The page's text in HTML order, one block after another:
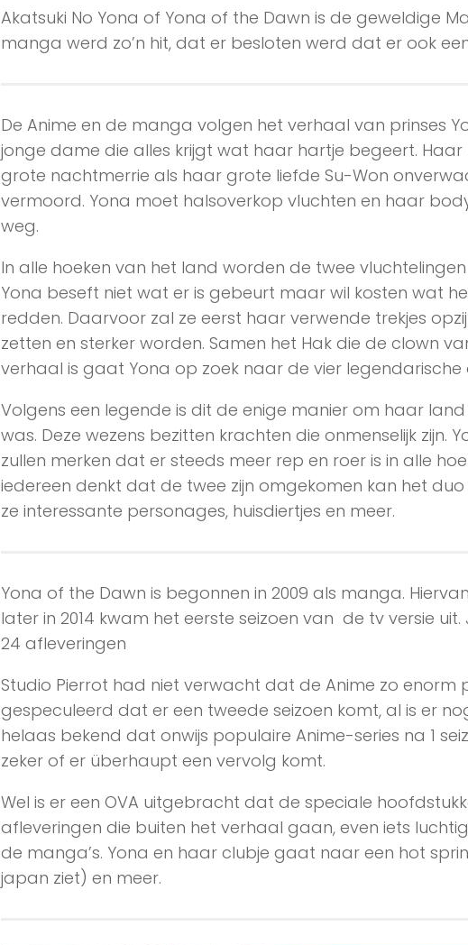
Akatsuki No Yona of Yona of the Dawn is de geweldige
manga werd zo’n hit, dat er besloten werd dat er ook
De Anime en de manga volgen het verhaal van prinses
jonge dame die alles krijgt wat haar hartje begeert. Haar
grote nachtmerrie als haar grote liefde Su-Won
vermoord. Yona moet halsoverkop vluchten en haar
weg.
In alle hoeken van het land worden de twee
Yona beseft niet wat er is gebeurt maar wil kosten wat
redden. Daarvoor zal ze eerst haar verwende trekjes
zetten en sterker worden. Samen het Hak die de clown
verhaal is gaat Yona op zoek naar de vier legendarische
Volgens een legende is dit de enige manier om haar
was. Deze wezens bezitten krachten die onmenselijk zijn.
zullen merken dat er steeds meer rep en roer is in alle
iedereen denkt dat de twee zijn omgekomen kan het
ze interessante personages, huisdiertjes en meer.
Yona of the Dawn is begonnen in 2009 als manga.
later in 2014 kwam het eerste seizoen van de tv versie
24 afleveringen
Studio Pierrot had niet verwacht dat de Anime zo enorm
gespeculeerd dat er een tweede seizoen komt, al is er
helaas bekend dat onwijs populaire Anime-series na 1
zeker of er überhaupt een vervolg komt.
Wel is er een OVA uitgebracht dat de speciale
afleveringen die buiten het verhaal gaan, even iets
de manga’s. Yona en haar clubje gaat naar een hot
japan ziet) en meer.